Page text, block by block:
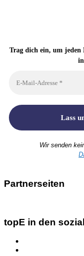
Trag dich ein, um jeden
Wir senden
Partnerseiten
topE in den